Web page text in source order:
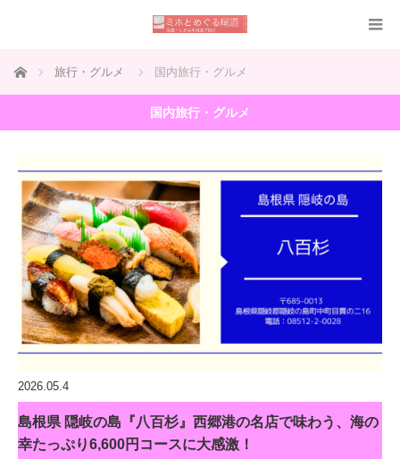
ホーム 旅行・グルメ 国内旅行・グルメ
国内旅行・グルメ
2026.05.4
島根県 隠岐の島『八百杉』西郷港の名店で味わう、海の
幸たっぷり6,600円コースに大感激！